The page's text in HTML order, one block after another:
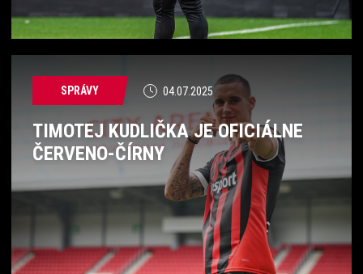
SPRÁVY 04.07.2025
TIMOTEJ KUDLIČKA JE OFICIÁLNE
ČERVENO-ČÍRNY